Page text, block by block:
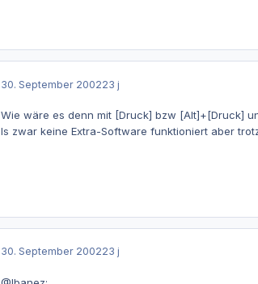
30. September 200223 j
Wie wäre es denn mit [Druck] bzw [Alt]+[Druck]
Is zwar keine Extra-Software funktioniert aber
30. September 200223 j